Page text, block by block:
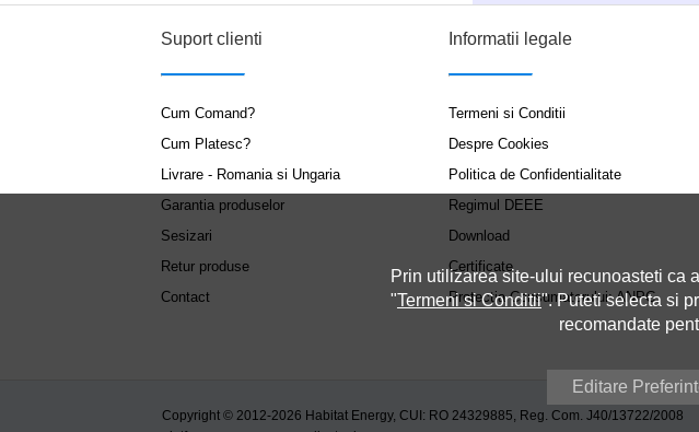
Suport clienti
Cum Comand?
Cum Platesc?
Livrare - Romania si Ungaria
Garantia produselor
Sesizari
Retur produse
Contact
Informatii legale
Termeni si Conditii
Despre Cookies
Politica de Confidentialitate
Regimul DEEE
Download
Certificate
Protecția Consumatorului: ANPC
Copyright © 2012-2026 Habitat Energy, CUI: RO 24329885, Reg. Com. J40/13722/2008
Prin utilizarea site-ului recunoasteti ca
"Termeni si Conditii". Puteti selecta si
recomandate
Editare